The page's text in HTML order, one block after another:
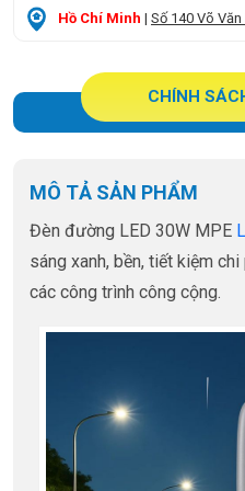
Hồ Chí Minh | Số 140 Võ Văn
CHÍNH
MÔ TẢ SẢN PHẨM
Đèn đường LED 30W MPE
sáng xanh, bền, tiết kiệm
các công trình công cộng.